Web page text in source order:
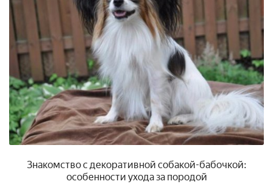
Знакомство с декоративной собакой-бабочкой:
особенности ухода за породой